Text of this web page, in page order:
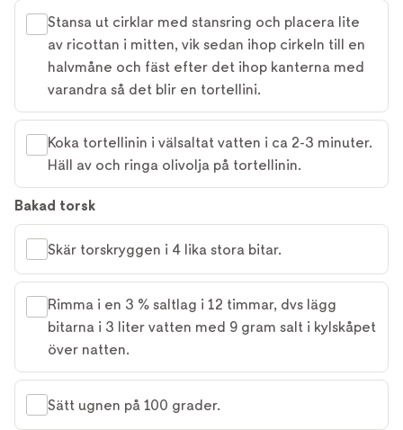
Stansa ut cirklar med stansring och placera lite
av ricottan i mitten, vik sedan ihop cirkeln till en
halvmåne och fäst efter det ihop kanterna med
varandra så det blir en tortellini.
Koka tortellinin i välsaltat vatten i ca 2-3 minuter.
Häll av och ringa olivolja på tortellinin.
Bakad torsk
Skär torskryggen i 4 lika stora bitar.
Rimma i en 3 % saltlag i 12 timmar, dvs lägg
bitarna i 3 liter vatten med 9 gram salt i kylskåpet
över natten.
Sätt ugnen på 100 grader.